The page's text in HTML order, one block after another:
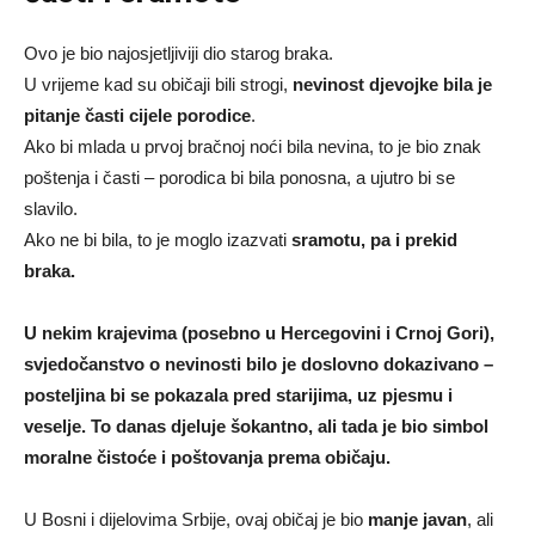
Ovo je bio najosjetljiviji dio starog braka.
U vrijeme kad su običaji bili strogi, nevinost djevojke bila je
pitanje časti cijele porodice.
Ako bi mlada u prvoj bračnoj noći bila nevina, to je bio znak
poštenja i časti – porodica bi bila ponosna, a ujutro bi se
slavilo.
Ako ne bi bila, to je moglo izazvati sramotu, pa i prekid
braka.
U nekim krajevima (posebno u Hercegovini i Crnoj Gori),
svjedočanstvo o nevinosti bilo je doslovno dokazivano –
posteljina bi se pokazala pred starijima, uz pjesmu i
veselje. To danas djeluje šokantno, ali tada je bio simbol
moralne čistoće i poštovanja prema običaju.
U Bosni i dijelovima Srbije, ovaj običaj je bio manje javan, ali